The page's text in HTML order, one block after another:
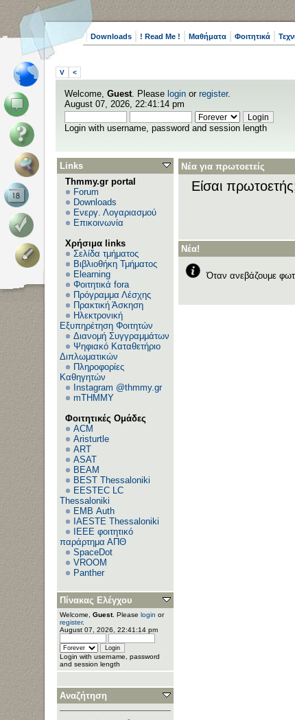
Downloads ! Read Me ! Μαθήματα Φοιτητικά
V <
Welcome, Guest. Please login or register.
August 07, 2026, 22:41:14 pm
Login with username, password and session length
Links
Thmmy.gr portal
Forum
Downloads
Ενεργ. Λογαριασμού
Επικοινωνία
Χρήσιμα links
Σελίδα τμήματος
Βιβλιοθήκη Τμήματος
Elearning
Φοιτητικά fora
Πρόγραμμα Λέσχης
Πρακτική Άσκηση
Ηλεκτρονική
Εξυπηρέτηση Φοιτητών
Διανομή Συγγραμμάτων
Ψηφιακό Καταθετήριο
Διπλωματικών
Πληροφορίες
Καθηγητών
Instagram @thmmy.gr
mTHMMY
Φοιτητικές Ομάδες
ACM
Aristurtle
ART
ASAT
BEAM
BEST Thessaloniki
EESTEC LC
Thessaloniki
EΜΒ Auth
IAESTE Thessaloniki
IEEE φοιτητικό
παράρτημα ΑΠΘ
SpaceDot
VROOM
Panther
Πίνακας Ελέγχου
Welcome, Guest. Please login or
register.
August 07, 2026, 22:41:14 pm
Login with username, password
and session length
Αναζήτηση
Νέα για πρωτοετείς
Είσαι
Νέα!
Όταν ανεβάζουμε